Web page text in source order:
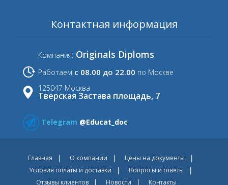
Контактная информация
Компания: Originals Diploms
Работаем с 08.00 до 22.00 по Москве
125047 Москва
Тверская Застава площадь, 7
Telegram @Educat_doc
Главная О компании
Цены на документы
Условия оплаты и доставки
Вопросы и ответы
Отзывы клиентов
Новости Контакты